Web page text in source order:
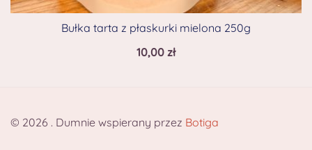
Bułka tarta z płaskurki mielona 250g
10,00 zł
© 2026 . Dumnie wspierany przez Botiga